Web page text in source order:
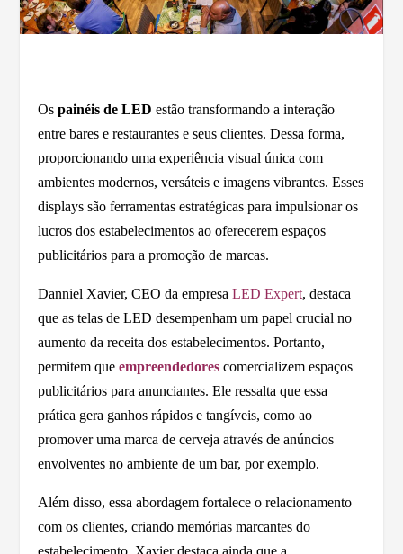
Ospainéis de LED estão transformando a interação
entre bares e restaurantes e seus clientes. Dessa forma,
proporcionando uma experiência visual única com
ambientes modernos, versáteis e imagens vibrantes. Esses
displays são ferramentas estratégicas para impulsionar os
lucros dos estabelecimentos ao oferecerem espaços
publicitários para a promoção de marcas.
Danniel Xavier, CEO da empresaLED Expert, destaca
que as telas de LED desempenham um papel crucial no
aumento da receita dos estabelecimentos. Portanto,
permitem queempreendedores comercializem espaços
publicitários para anunciantes. Ele ressalta que essa
prática gera ganhos rápidos e tangíveis, como ao
promover uma marca de cerveja através de anúncios
envolventes no ambiente de um bar, por exemplo.
Além disso, essa abordagem fortalece o relacionamento
com os clientes, criando memórias marcantes do
estabelecimento. Xavier destaca ainda que a